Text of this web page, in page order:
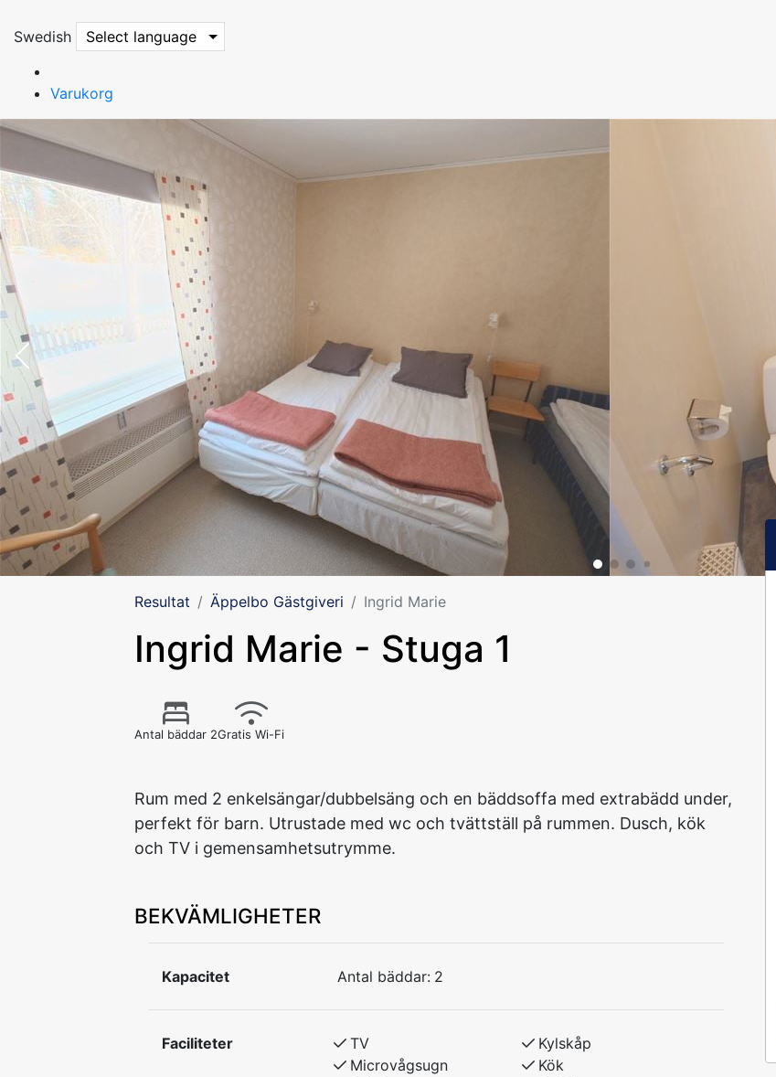
Swedish Select language
Varukorg
Resultat Äppelbo Gästgiveri Ingrid Marie
Ingrid Marie - Stuga 1
Antal bäddar 2Gratis Wi-Fi
Rum med 2 enkelsängar/dubbelsäng och en bäddsoffa med extrabädd under,
perfekt för barn. Utrustade med wc och tvättställ på rummen. Dusch, kök
och TV i gemensamhetsutrymme.
BEKVÄMLIGHETER
Kapacitet Antal bäddar: 2
Faciliteter TV
Kylskåp
Microvågsugn
Kök